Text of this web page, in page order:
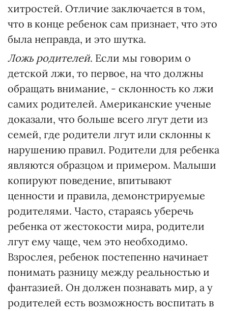
хитростей. Отличие заключается в том,
что в конце ребенок сам признает, что это
была неправда, и это шутка.
Ложь родителей. Если мы говорим о
детской лжи, то первое, на что должны
обращать внимание, - склонность ко лжи
самих родителей. Американские ученые
доказали, что больше всего лгут дети из
семей, где родители лгут или склонны к
нарушению правил. Родители для ребенка
являются образцом и примером. Малыши
копируют поведение, впитывают
ценности и правила, демонстрируемые
родителями. Часто, стараясь уберечь
ребенка от жестокости мира, родители
лгут ему чаще, чем это необходимо.
Взрослея, ребенок постепенно начинает
понимать разницу между реальностью и
фантазией. Он должен познавать мир, а у
родителей есть возможность воспитать в